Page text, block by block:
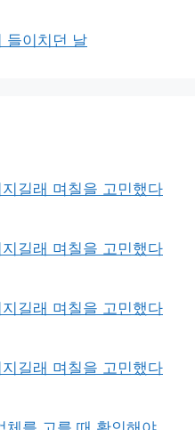
들이치던 날
길래 며칠을 고민했다
길래 며칠을 고민했다
길래 며칠을 고민했다
길래 며칠을 고민했다